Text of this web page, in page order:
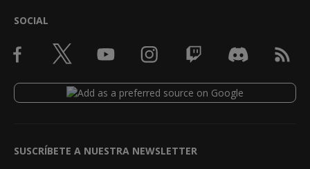
SOCIAL
SUSCRÍBETE A NUESTRA NEWSLETTER